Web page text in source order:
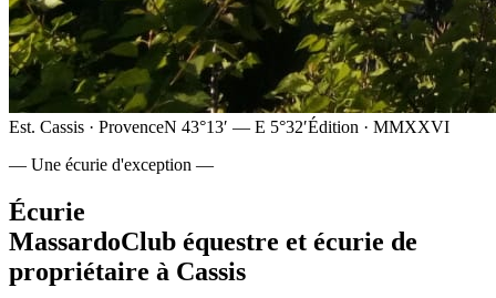
Est. Cassis · ProvenceN 43°13′ — E 5°32′Édition · MMXXVI
— Une écurie d'exception —
Écurie
MassardoClub équestre et écurie de
propriétaire à Cassis